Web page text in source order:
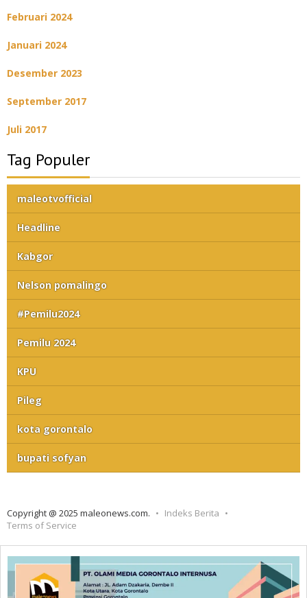
Februari 2024
Januari 2024
Desember 2023
September 2017
Juli 2017
Tag Populer
maleotvofficial
Headline
Kabgor
Nelson pomalingo
#Pemilu2024
Pemilu 2024
KPU
Pileg
kota gorontalo
bupati sofyan
Copyright @ 2025 maleonews.com.
Indeks Berita
Terms of Service